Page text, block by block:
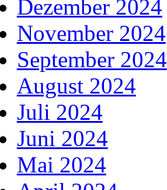
Dezember 2024
November 2024
September 2024
August 2024
Juli 2024
Juni 2024
Mai 2024